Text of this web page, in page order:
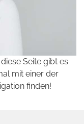
Seite gibt es
mit einer der
finden!